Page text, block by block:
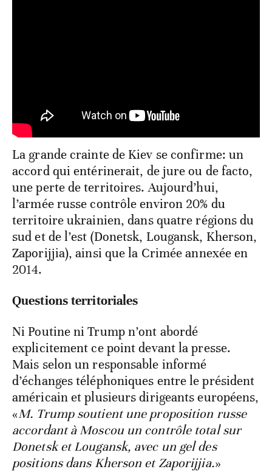
La grande crainte de Kiev se confirme: un
accord qui entérinerait, de jure ou de facto,
une perte de territoires. Aujourd’hui,
l’armée russe contrôle environ 20% du
territoire ukrainien, dans quatre régions du
sud et de l’est (Donetsk, Lougansk, Kherson,
Zaporijjia), ainsi que la Crimée annexée en
2014.
Questions territoriales
Ni Poutine ni Trump n’ont abordé
explicitement ce point devant la presse.
Mais selon un responsable informé
d’échanges téléphoniques entre le président
américain et plusieurs dirigeants européens,
«M. Trump soutient une proposition russe
accordant à Moscou un contrôle total sur
Donetsk et Lougansk, avec un gel des
positions dans Kherson et Zaporijjia.»